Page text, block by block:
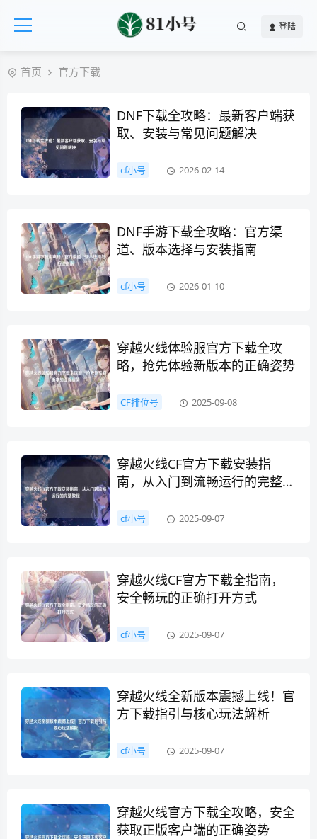
登陆
首页 官方下载
DNF下载全攻略：最新客户端获
取、安装与常见问题解决
cf小号 2026-02-14
DNF手游下载全攻略：官方渠
道、版本选择与安装指南
cf小号 2026-01-10
穿越火线体验服官方下载全攻
略，抢先体验新版本的正确姿势
CF排位号 2025-09-08
穿越火线CF官方下载安装指
南，从入门到流畅运行的完整教
cf小号 2025-09-07
穿越火线CF官方下载全指南，
安全畅玩的正确打开方式
cf小号 2025-09-07
穿越火线全新版本震撼上线！官
方下载指引与核心玩法解析
cf小号 2025-09-07
穿越火线官方下载全攻略，安全
获取正版客户端的正确姿势